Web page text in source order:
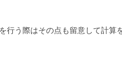
行う際はその点も留意して計算